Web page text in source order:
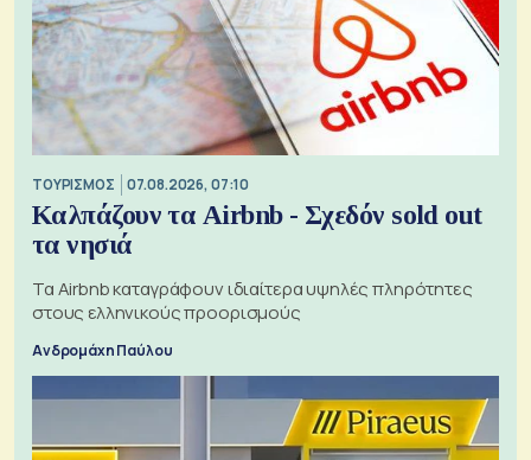
ΤΟΥΡΙΣΜΟΣ 07.08.2026, 07:10
Καλπάζουν τα Airbnb - Σχεδόν sold out
τα νησιά
Τα Airbnb καταγράφουν ιδιαίτερα υψηλές πληρότητες
στους ελληνικούς προορισμούς
Ανδρομάχη Παύλου